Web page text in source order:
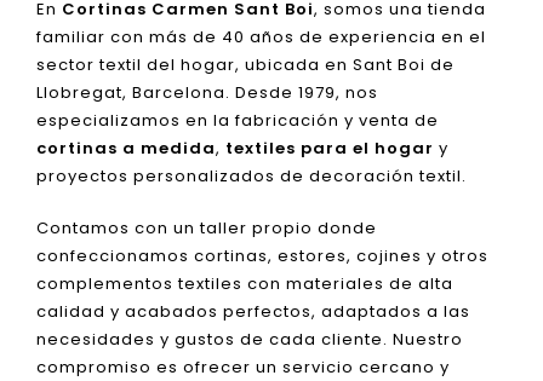
En Cortinas Carmen Sant Boi, somos una tienda
familiar con más de 40 años de experiencia en el
sector textil del hogar, ubicada en Sant Boi de
Llobregat, Barcelona. Desde 1979, nos
especializamos en la fabricación y venta de
cortinas a medida, textiles para el hogar y
proyectos personalizados de decoración textil.
Contamos con un taller propio donde
confeccionamos cortinas, estores, cojines y otros
complementos textiles con materiales de alta
calidad y acabados perfectos, adaptados a las
necesidades y gustos de cada cliente. Nuestro
compromiso es ofrecer un servicio cercano y